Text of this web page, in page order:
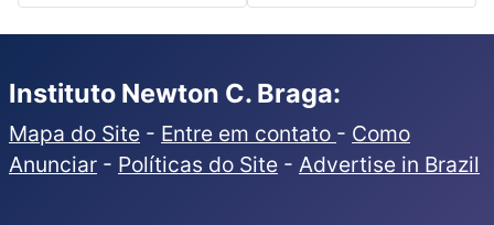
Instituto Newton C. Braga:
Mapa do Site - Entre em contato - Como
Anunciar - Políticas do Site - Advertise in Brazil